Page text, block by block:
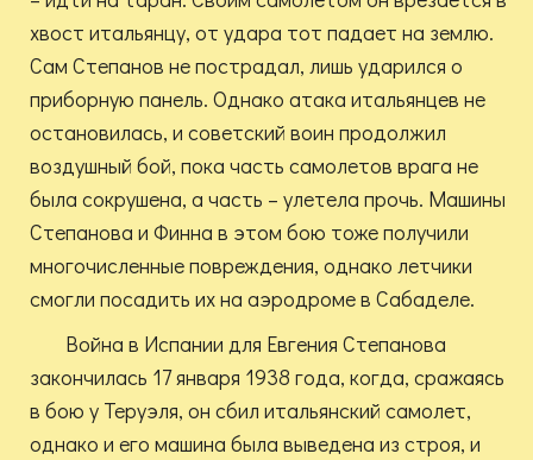
хвост итальянцу, от удара тот падает на землю.
Сам Степанов не пострадал, лишь ударился о
приборную панель. Однако атака итальянцев не
остановилась, и советский воин продолжил
воздушный бой, пока часть самолетов врага не
была сокрушена, а часть – улетела прочь. Машины
Степанова и Финна в этом бою тоже получили
многочисленные повреждения, однако летчики
смогли посадить их на аэродроме в Сабаделе.
Война в Испании для Евгения Степанова
закончилась 17 января 1938 года, когда, сражаясь
в бою у Теруэля, он сбил итальянский самолет,
однако и его машина была выведена из строя, и